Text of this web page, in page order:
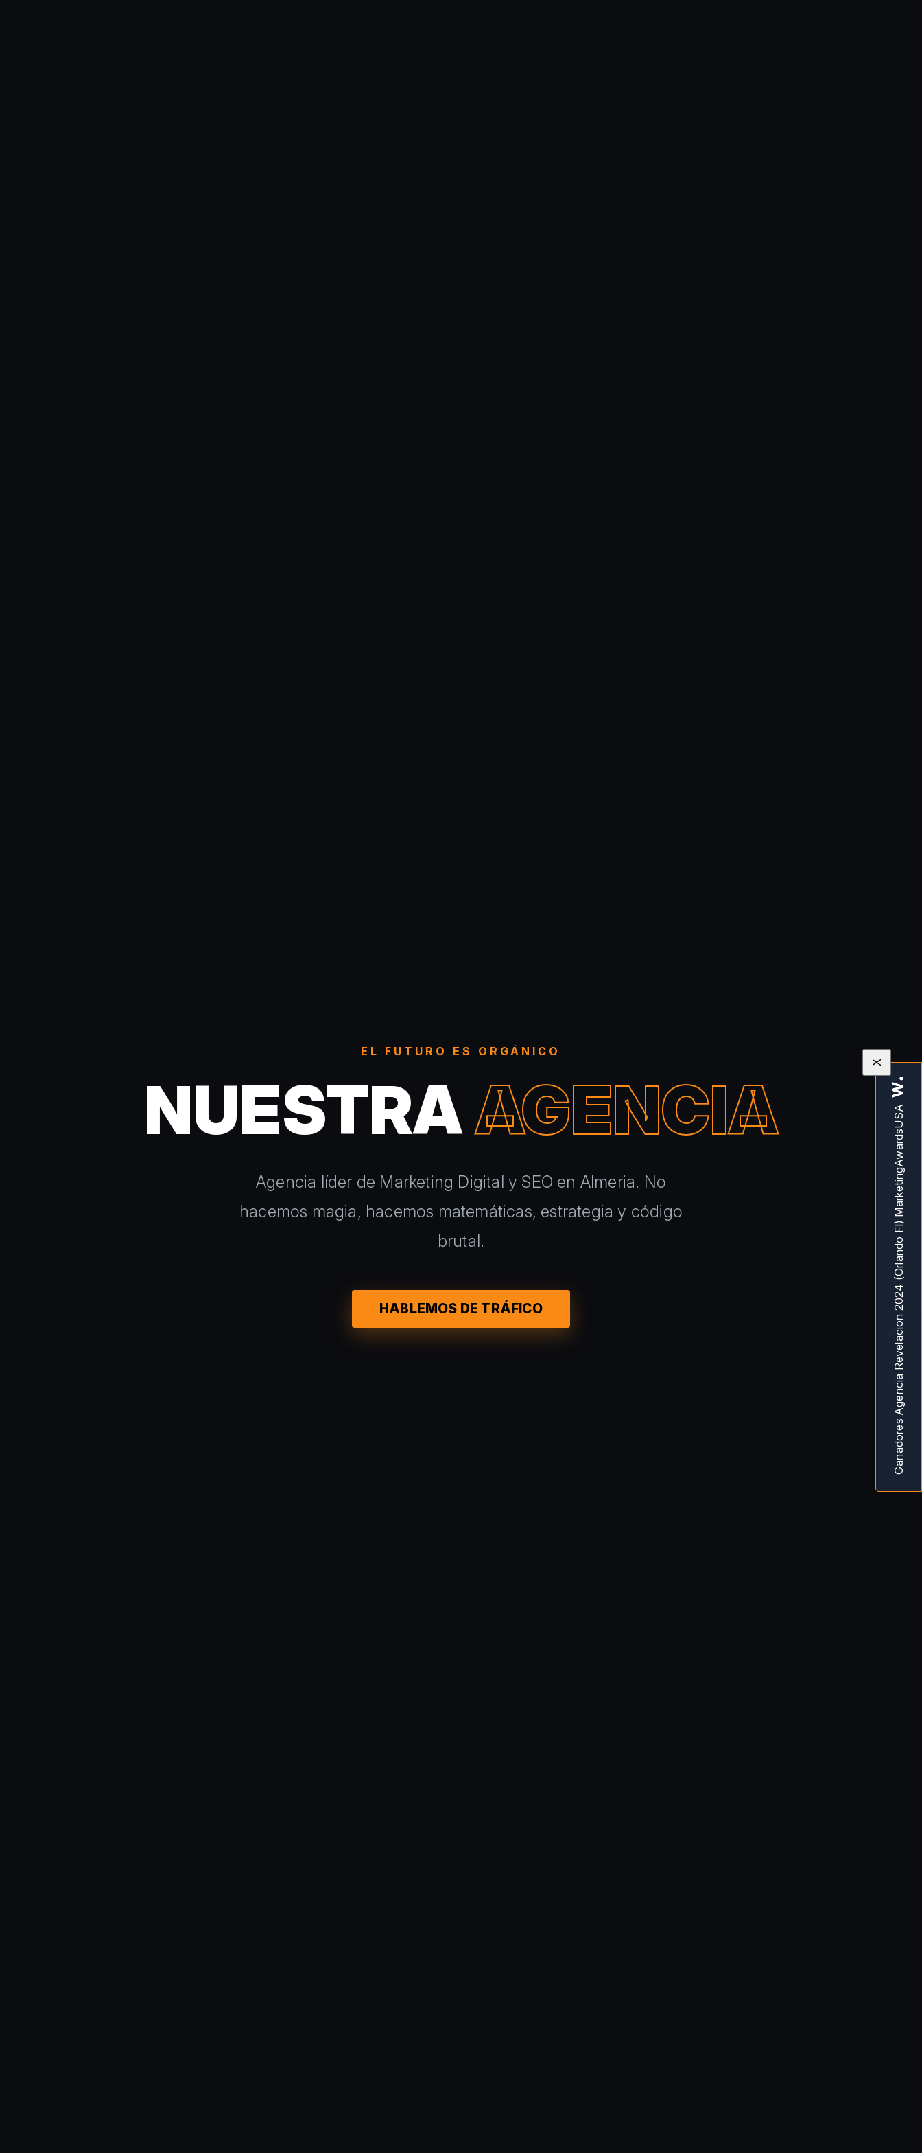
EL FUTURO ES ORGÁNICO
NUESTRAAGENCIA
Agencia líder de Marketing Digital y SEO en Almeria. No
hacemos magia, hacemos matemáticas, estrategia y código
brutal.
HABLEMOS DE TRÁFICO
X
Ganadores Agencia Revelacion 2024 (Orlando Fl) MarketingAwardsUSA